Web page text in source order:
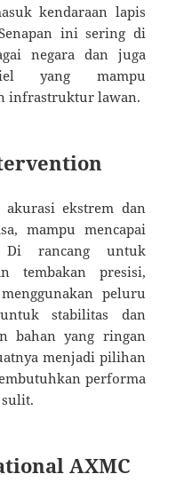
kendaraan lapis
ini sering di
negara dan juga
yang mampu
infrastruktur lawan.
ekstrem dan
mampu mencapai
rancang untuk
tembakan presisi,
peluru
stabilitas dan
bahan yang ringan
menjadi pilihan
performa
AXMC